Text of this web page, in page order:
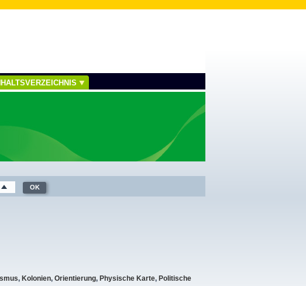
, Kolonien, Orientierung, Physische Karte, Politische